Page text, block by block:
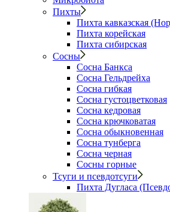
Пихты
Пихта кавказская
Пихта корейская
Пихта сибирская
Сосны
Сосна Банкса
Сосна Гельдрейха
Сосна гибкая
Сосна густоцветковая
Сосна кедровая
Сосна крючковатая
Сосна обыкновенная
Сосна тунберга
Сосна черная
Сосны горные
Тсуги и псевдотсуги
Пихта Дугласа